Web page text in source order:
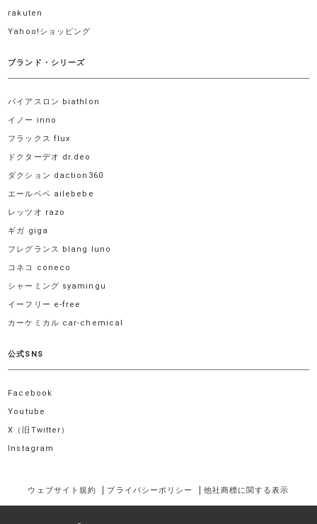
rakuten
Yahoo!ショッピング
ブランド・シリーズ
バイアスロン biathlon
イノー inno
フラックス flux
ドクターデオ dr.deo
ダクション daction360
エールベベ ailebebe
レッツオ razo
ギガ giga
フレグランス blang luno
コネコ coneco
シャーミング syamingu
イーフリー e-free
カーケミカル car-chemical
公式SNS
Facebook
Youtube
X（旧Twitter）
Instagram
ウェブサイト規約 プライバシーポリシー 他社商標に関する表示